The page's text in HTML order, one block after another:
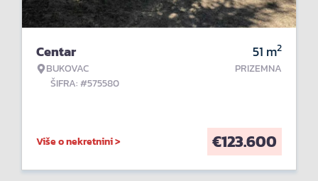
Centar
BUKOVAC
ŠIFRA: #575580
51 m2
PRIZEMNA
Više o nekretnini > €123.600